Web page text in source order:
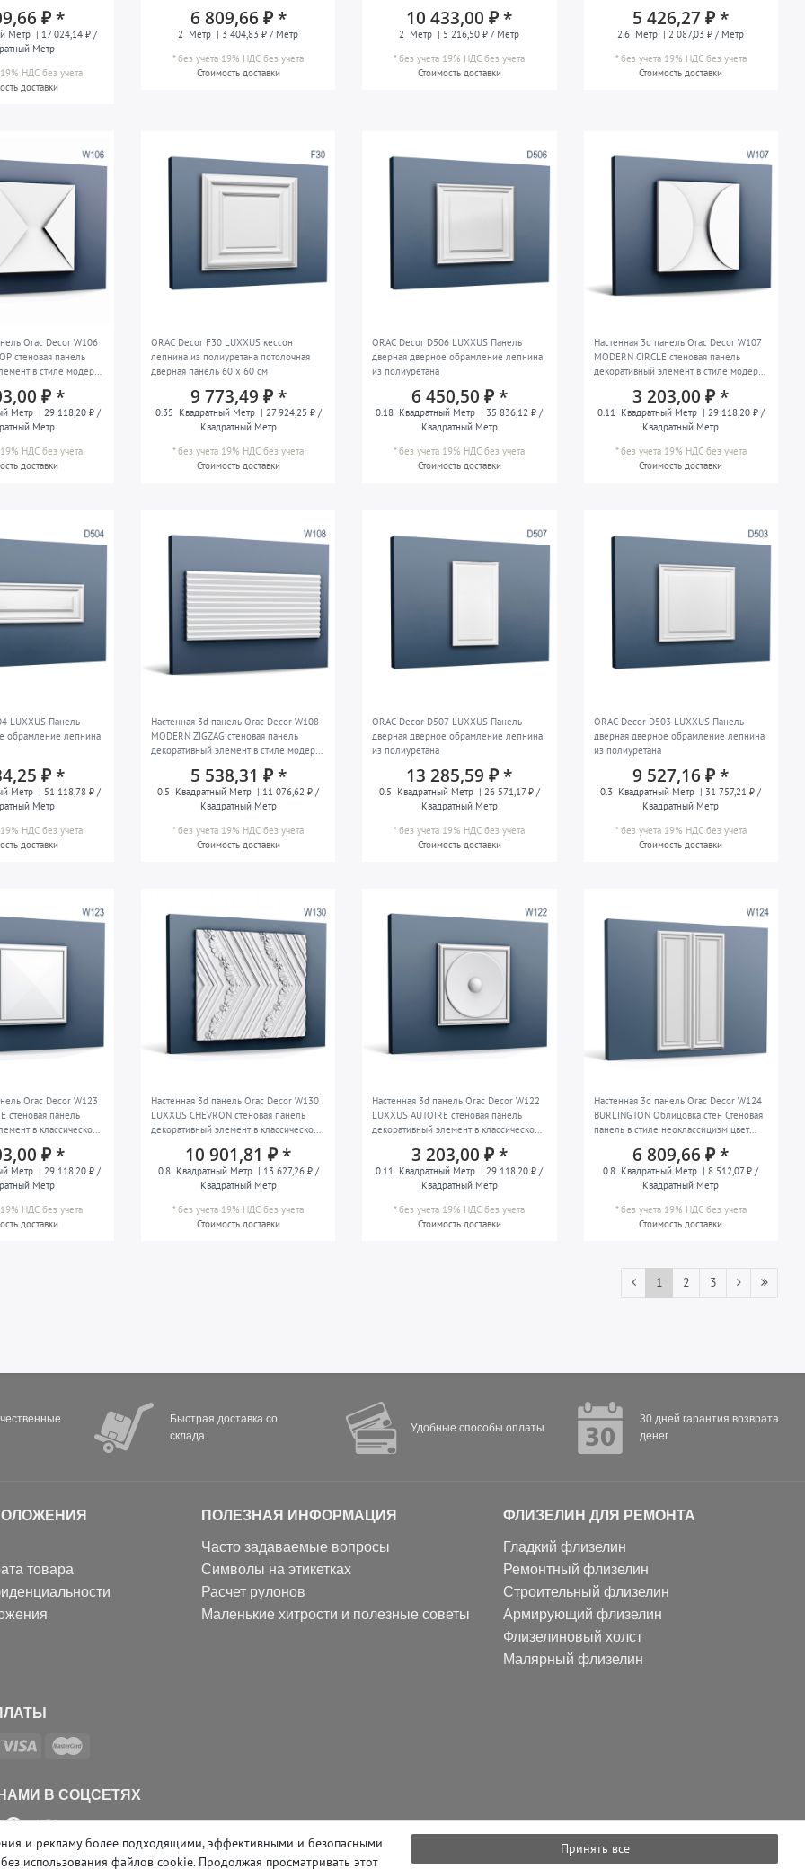
в стиле ар деко цвет
₽ *
Метр | 17 024,14 ₽ /
Метр
19% НДСбез учета
доставки
Декоративный молдинг в стиле модерн
цвет белый 2 м
6 809,66 ₽ *
2 Метр | 3 404,83 ₽ / Метр
*без учета 19% НДС без учета
Стоимость доставки
Декоративный молдинг в стиле модерн
цвет белый 2 м
10 433,00 ₽ *
2 Метр | 5 216,50 ₽ / Метр
*без учета 19% НДС без учета
Стоимость доставки
молдинг Декоративный молдинг в
стиле модерн цвет белый 2,6 м
5 426,27 ₽ *
2.6 Метр | 2 087,03 ₽ / Метр
*без учета 19% НДСбез учета
Стоимость доставки
Orac Decor W106
стеновая панель
в стиле модерн
₽ *
Метр | 29 118,20 ₽ /
Метр
19% НДСбез учета
доставки
ORAC Decor F30 LUXXUS кессон
лепнина из полиуретана потолочная
дверная панель 60 x 60 см
9 773,49 ₽ *
0.35 Квадратный Метр | 27 924,25 ₽ /
Квадратный Метр
*без учета 19% НДС без учета
Стоимость доставки
ORAC Decor D506 LUXXUS Панель
дверная дверное обрамление лепнина
из полиуретана
6 450,50 ₽ *
0.18 Квадратный Метр | 35 836,12 ₽ /
Квадратный Метр
*без учета 19% НДС без учета
Стоимость доставки
Настенная 3d панель Orac Decor W107
MODERN CIRCLE стеновая панель
декоративный элемент в стиле модерн
3 203,00 ₽ *
0.11 Квадратный Метр | 29 118,20 ₽ /
Квадратный Метр
*без учета 19% НДСбез учета
Стоимость доставки
LUXXUS Панель
обрамление лепнина
₽ *
Метр | 51 118,78 ₽ /
Метр
19% НДСбез учета
доставки
Настенная 3d панель Orac Decor W108
MODERN ZIGZAG стеновая панель
декоративный элемент в стиле модерн
5 538,31 ₽ *
0.5 Квадратный Метр | 11 076,62 ₽ /
Квадратный Метр
*без учета 19% НДС без учета
Стоимость доставки
ORAC Decor D507 LUXXUS Панель
дверная дверное обрамление лепнина
из полиуретана
13 285,59 ₽ *
0.5 Квадратный Метр | 26 571,17 ₽ /
Квадратный Метр
*без учета 19% НДС без учета
Стоимость доставки
ORAC Decor D503 LUXXUS Панель
дверная дверное обрамление лепнина
из полиуретана
9 527,16 ₽ *
0.3 Квадратный Метр | 31 757,21 ₽ /
Квадратный Метр
*без учета 19% НДСбез учета
Стоимость доставки
Orac Decor W123
стеновая панель
в классическом
₽ *
Метр | 29 118,20 ₽ /
Метр
19% НДСбез учета
доставки
Настенная 3d панель Orac Decor W130
LUXXUS CHEVRON стеновая панель
декоративный элемент в классическом
10 901,81 ₽ *
0.8 Квадратный Метр | 13 627,26 ₽ /
Квадратный Метр
*без учета 19% НДС без учета
Стоимость доставки
Настенная 3d панель Orac Decor W122
LUXXUS AUTOIRE стеновая панель
декоративный элемент в классическом
3 203,00 ₽ *
0.11 Квадратный Метр | 29 118,20 ₽ /
Квадратный Метр
*без учета 19% НДС без учета
Стоимость доставки
Настенная 3d панель Orac Decor W124
BURLINGTON Облицовка стен Стеновая
панель в стиле неоклассицизм цвет
6 809,66 ₽ *
0.8 Квадратный Метр | 8 512,07 ₽ /
Квадратный Метр
*без учета 19% НДСбез учета
Стоимость доставки
1 2 3
Быстрая доставка со
склада
Удобные способы оплаты
30 дней гарантия возврата
денег
товара
ПОЛЕЗНАЯ ИНФОРМАЦИЯ
Часто задаваемые вопросы
Символы на этикетках
Расчет рулонов
Маленькие хитрости и полезные советы
ФЛИЗЕЛИН ДЛЯ РЕМОНТА
Гладкий флизелин
Ремонтный флизелин
Строительный флизелин
Армирующий флизелин
Флизелиновый холст
Малярный флизелин
В СОЦСЕТЯХ
и рекламу более подходящими, эффективными и безопасными
использования файлов cookie. Продолжая просматривать этот
Принять все